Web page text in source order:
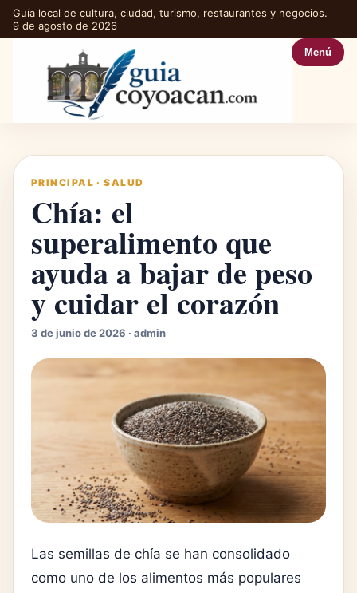
Guía local de cultura, ciudad, turismo, restaurantes y negocios.
9 de agosto de 2026
Menú
PRINCIPAL ·SALUD
Chía: el
superalimento que
ayuda a bajar de peso
y cuidar el corazón
3 de junio de 2026 · admin
Las semillas de chía se han consolidado
como uno de los alimentos más populares